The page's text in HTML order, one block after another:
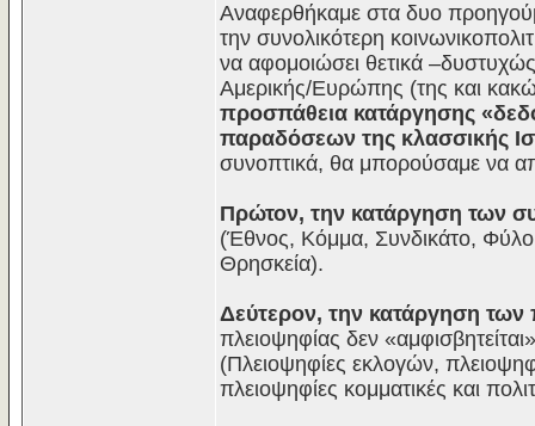
Αναφερθήκαμε στα δυο
την συνολικότερη
να αφομοιώσει θετικά
Αμερικής/Ευρώπης (της και
προσπάθεια κατάργησης
παραδόσεων της κλασσικής
συνοπτικά, θα μπορούσαμε να
Πρώτον, την κατάργηση των
(Έθνος, Κόμμα, Συνδικάτο, Φύλο,
Θρησκεία).
Δεύτερον, την κατάργηση των
πλειοψηφίας δεν
(Πλειοψηφίες εκλογών,
πλειοψηφίες κομματικές και